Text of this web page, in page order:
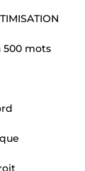
500 mots